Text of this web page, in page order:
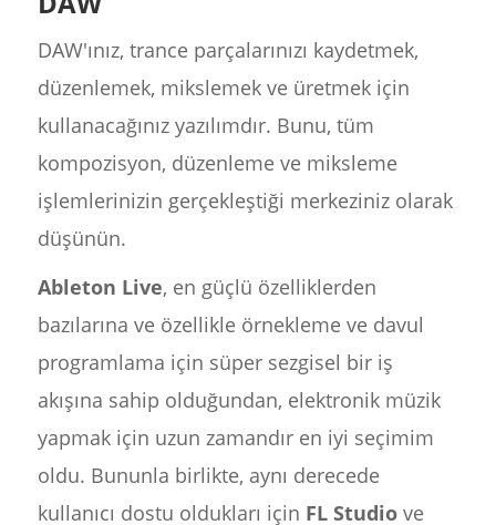
DAW'ınız, trance parçalarınızı kaydetmek,
düzenlemek, mikslemek ve üretmek için
kullanacağınız yazılımdır. Bunu, tüm
kompozisyon, düzenleme ve miksleme
işlemlerinizin gerçekleştiği merkeziniz olarak
düşünün.
Ableton Live, en güçlü özelliklerden
bazılarına ve özellikle örnekleme ve davul
programlama için süper sezgisel bir iş
akışına sahip olduğundan, elektronik müzik
yapmak için uzun zamandır en iyi seçimim
oldu. Bununla birlikte, aynı derecede
kullanıcı dostu oldukları için FL Studiove